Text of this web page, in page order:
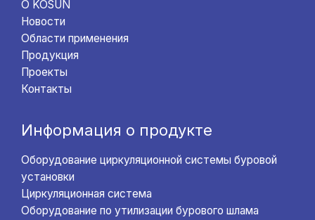
О KOSUN
Новости
Области применения
Продукция
Проекты
Контакты
Информация о продукте
Оборудование циркуляционной системы буровой
установки
Циркуляционная система
Оборудование по утилизации бурового шлама